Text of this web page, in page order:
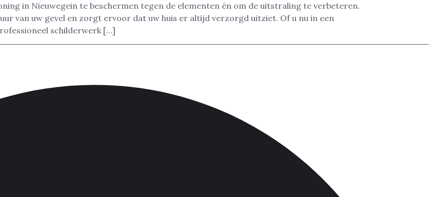
in Nieuwegein te beschermen tegen de elementen én om de uitstraling te verbeteren.
van uw gevel en zorgt ervoor dat uw huis er altijd verzorgd uitziet. Of u nu in een
schilderwerk […]